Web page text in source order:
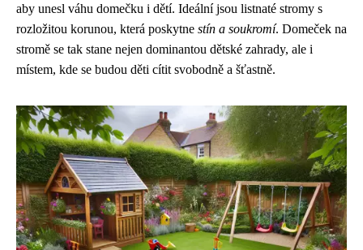
aby unesl váhu domečku i dětí. Ideální jsou listnaté stromy s
rozložitou korunou, která poskytne stín a soukromí. Domeček na
stromě se tak stane nejen dominantou dětské zahrady, ale i
místem, kde se budou děti cítit svobodně a šťastně.